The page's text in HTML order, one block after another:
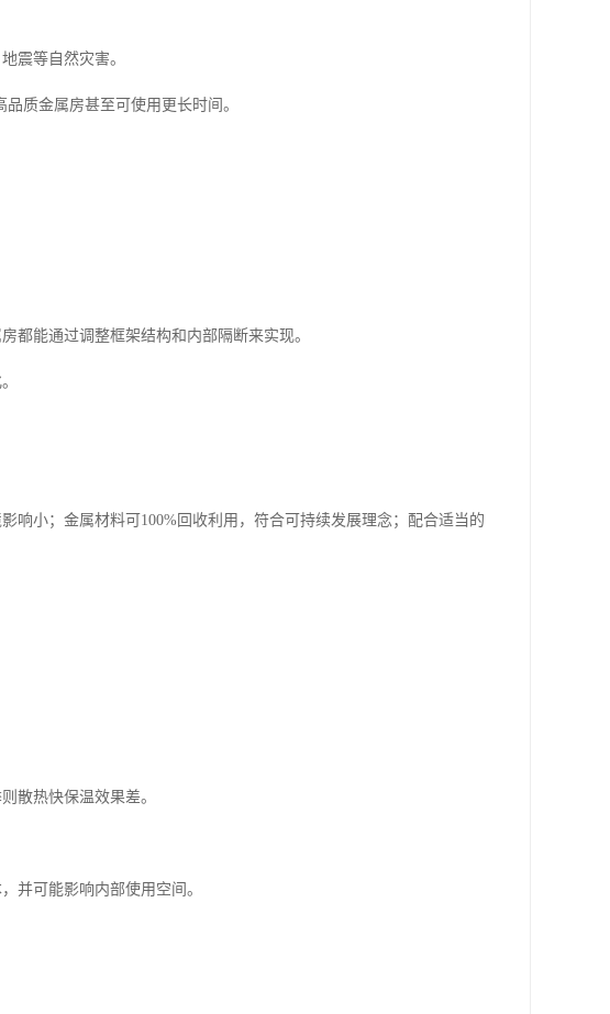
震等自然灾害。
质金属房甚至可使用更长时间。
都能通过调整框架结构和内部隔断来实现。
响小；金属材料可100%回收利用，符合可持续发展理念；配合适当的
散热快保温效果差。
并可能影响内部使用空间。